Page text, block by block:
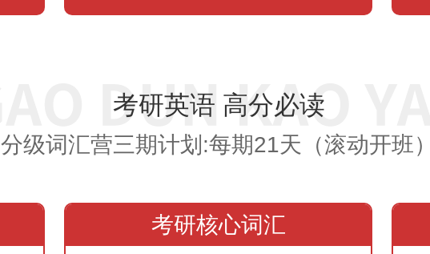
考研英语 高分必读
分级词汇营三期计划:每期21天（滚动开班）
考研核心词汇